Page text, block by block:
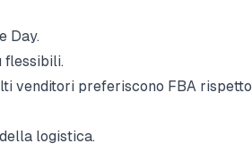
Day.
flessibili.
venditori preferiscono FBA rispetto
logistica.